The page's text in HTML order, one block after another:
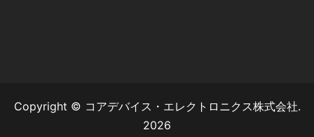
Copyright © コアデバイス・エレクトロニクス株式会社.
2026